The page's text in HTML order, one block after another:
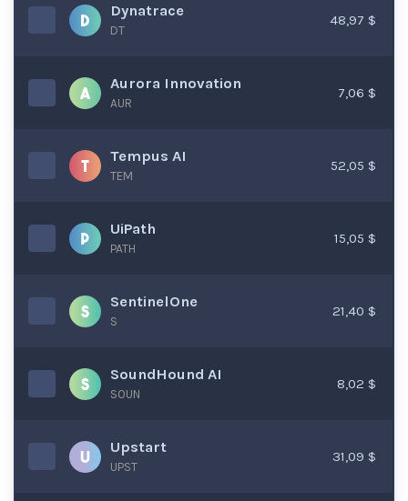
Dynatrace
DT
48,97 $
Aurora Innovation
AUR
7,06 $
Tempus AI
TEM
52,05 $
UiPath
PATH
15,05 $
SentinelOne
S
21,40 $
SoundHound AI
SOUN
8,02 $
Upstart
UPST
31,09 $